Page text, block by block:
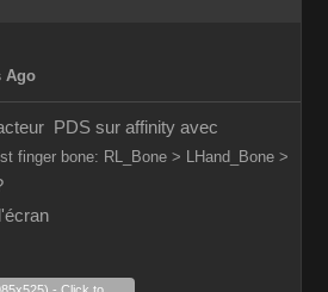
Ago
PDS sur affinity avec
finger bone: RL_Bone > LHand_Bone >